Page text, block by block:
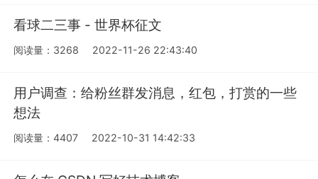
看球二三事 - 世界杯征文
阅读量：3268 2022-11-26 22:43:40
用户调查：给粉丝群发消息，红包，打赏的一些
想法
阅读量：4407 2022-10-31 14:42:33